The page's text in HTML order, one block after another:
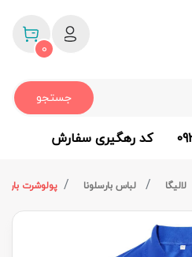
جستجو
0
کد رهگیری سفارش
لالیگا لباس بارسلونا پولوشرت